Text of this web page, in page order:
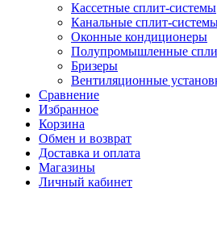
Кассетные сплит-системы
Канальные сплит-
Оконные кондиционеры
Полупромышленные
Бризеры
Вентиляционные
Сравнение
Избранное
Корзина
Обмен и возврат
Доставка и оплата
Магазины
Личный кабинет